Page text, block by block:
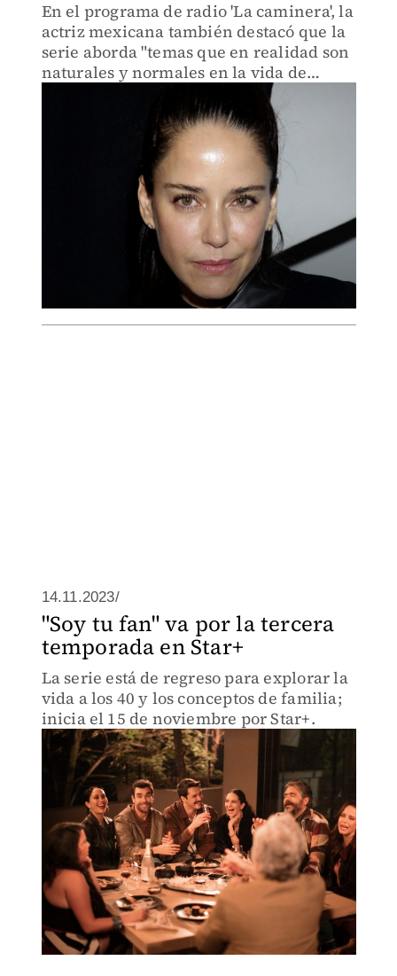
En el programa de radio 'La caminera', la
actriz mexicana también destacó que la
serie aborda "temas que en realidad son
naturales y normales en la vida de
14.11.2023/
"Soy tu fan" va por la tercera
temporada en Star+
La serie está de regreso para explorar la
vida a los 40 y los conceptos de familia;
inicia el 15 de noviembre por Star+.